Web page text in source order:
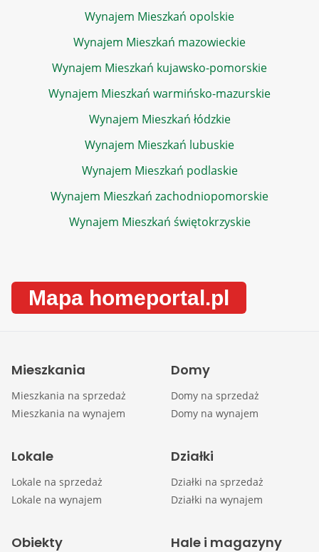
Wynajem Mieszkań opolskie
Wynajem Mieszkań mazowieckie
Wynajem Mieszkań kujawsko-pomorskie
Wynajem Mieszkań warmińsko-mazurskie
Wynajem Mieszkań łódzkie
Wynajem Mieszkań lubuskie
Wynajem Mieszkań podlaskie
Wynajem Mieszkań zachodniopomorskie
Wynajem Mieszkań świętokrzyskie
Mapa homeportal.pl
Mieszkania
Mieszkania na sprzedaż
Mieszkania na wynajem
Domy
Domy na sprzedaż
Domy na wynajem
Lokale
Lokale na sprzedaż
Lokale na wynajem
Działki
Działki na sprzedaż
Działki na wynajem
Obiekty Hale i magazyny